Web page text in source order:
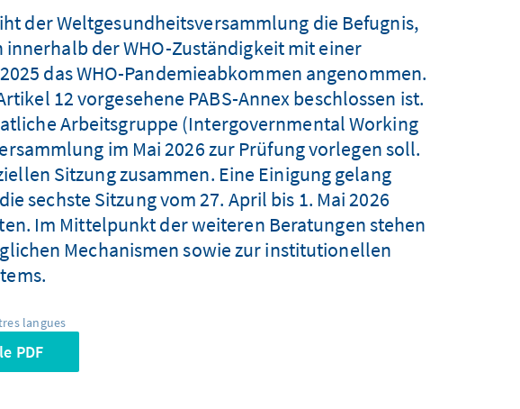
der Weltgesundheitsversammlung die Befugnis,
der WHO-Zuständigkeit mit einer
das WHO-Pandemieabkommen angenommen.
12 vorgesehene PABS-Annex beschlossen ist.
Arbeitsgruppe (Intergovernmental Working
im Mai 2026 zur Prüfung vorlegen soll.
Sitzung zusammen. Eine Einigung gelang
sechste Sitzung vom 27. April bis 1. Mai 2026
Im Mittelpunkt der weiteren Beratungen stehen
Mechanismen sowie zur institutionellen
langues
PDF